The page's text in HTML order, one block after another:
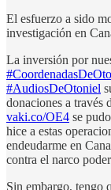
El esfuerzo a sido
investigación en
La inversión por
#AudiosDeOtoniel
donaciones a través
vaki.co/OE4 se
hice a estas
endeudarme en
contra el narco
Sin embargo, tengo